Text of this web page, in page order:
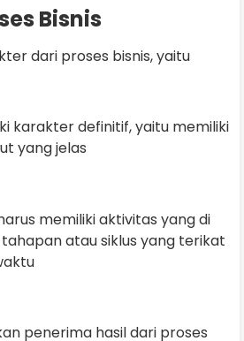
Bisnis
dari proses bisnis, yaitu
karakter definitif, yaitu memiliki
yang jelas
memiliki aktivitas yang di
atau siklus yang terikat
penerima hasil dari proses